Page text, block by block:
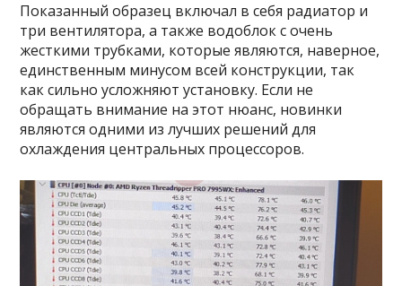
Показанный образец включал в себя радиатор и
три вентилятора, а также водоблок с очень
жесткими трубками, которые являются, наверное,
единственным минусом всей конструкции, так
как сильно усложняют установку. Если не
обращать внимание на этот нюанс, новинки
являются одними из лучших решений для
охлаждения центральных процессоров.